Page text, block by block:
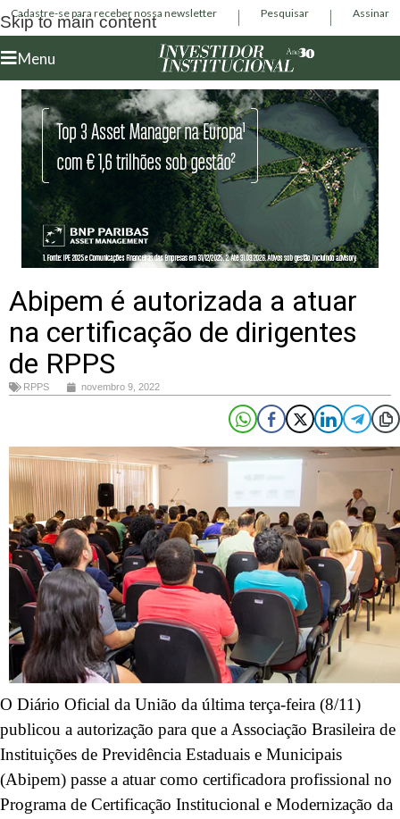
Skip to main content
Cadastre-se para receber nossa newsletter Pesquisar Assinar
Menu
Abipem é autorizada a atuar
na certificação de dirigentes
de RPPS
RPPS novembro 9, 2022
O Diário Oficial da União da última terça-feira (8/11)
publicou a autorização para que a Associação Brasileira de
Instituições de Previdência Estaduais e Municipais
(Abipem) passe a atuar como certificadora profissional no
Programa de Certificação Institucional e Modernização da